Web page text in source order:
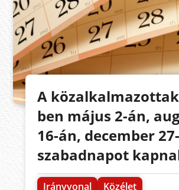
A közalkalmazottak
ben május 2-án,
16-án, december
szabadnapot
Irányvonal
Közélet